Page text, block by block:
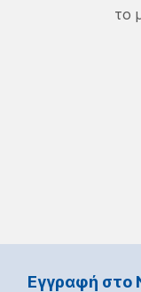
το
Εγγραφή στο